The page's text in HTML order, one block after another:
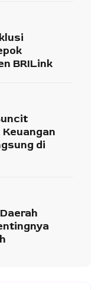
BRILink
di